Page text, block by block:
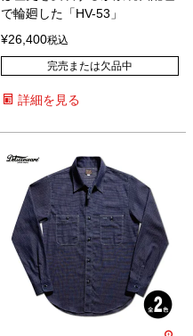
で輪廻した「HV-53」
¥26,400税込
完売または欠品中
詳細を見る